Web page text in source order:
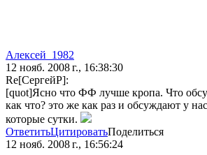
Алексей_1982
12 нояб. 2008 г., 16:38:30
Re[СергейР]:
[quot]Ясно что ФФ лучше кропа. Что
как что? это же как раз и обсуждают у
которые сутки.
ОтветитьЦитироватьПоделиться
12 нояб. 2008 г., 16:56:24